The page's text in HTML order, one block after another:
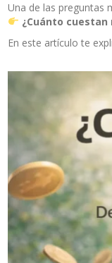
Una de las preguntas
¿Cuánto
En este artículo te